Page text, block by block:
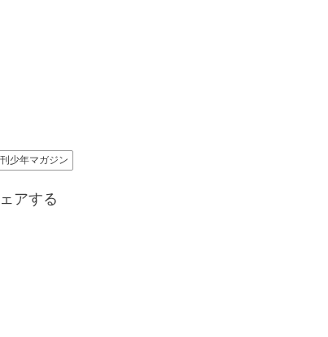
少年マガジン
アする